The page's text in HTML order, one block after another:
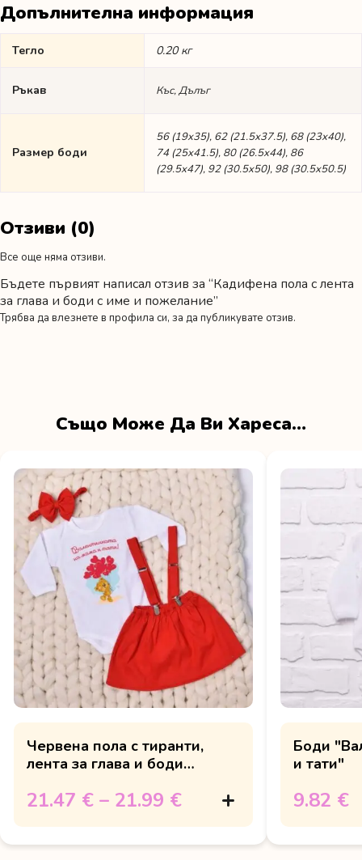
Допълнителна информация
Тегло 0.20 кг
Ръкав Къс, Дълъг
Размер боди
56 (19х35), 62 (21.5х37.5), 68 (23х40),
74 (25х41.5), 80 (26.5х44), 86
(29.5х47), 92 (30.5х50), 98 (30.5х50.5)
Отзиви (0)
Все още няма отзиви.
Бъдете първият написал отзив за “Кадифена пола с лента
за глава и боди с име и пожелание”
Трябва да влезнете в профила си, за да публикувате отзив.
Също Може Да Ви Хареса…
Червена пола с тиранти,
лента за глава и боди
тати"
21.47 € – 21.99 €
Боди
и тати"
9.82 €